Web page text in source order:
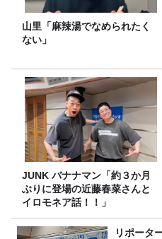
山里「麻辣湯でなめられたく
ない」
JUNK バナナマン「約３か月
ぶりに登場の近藤春菜さんと
イロモネア話！！」
リポータ